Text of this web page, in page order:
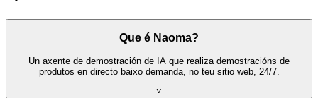
Que é Naoma?
Un axente de demostración de IA que realiza demostracións de
produtos en directo baixo demanda, no teu sitio web, 24/7.
˅